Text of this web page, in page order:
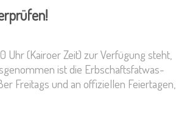
Uhr (Kairoer Zeit) zur Verfügung steht,
ist die Erbschaftsfatwas-
Freitags und an offiziellen Feiertagen,